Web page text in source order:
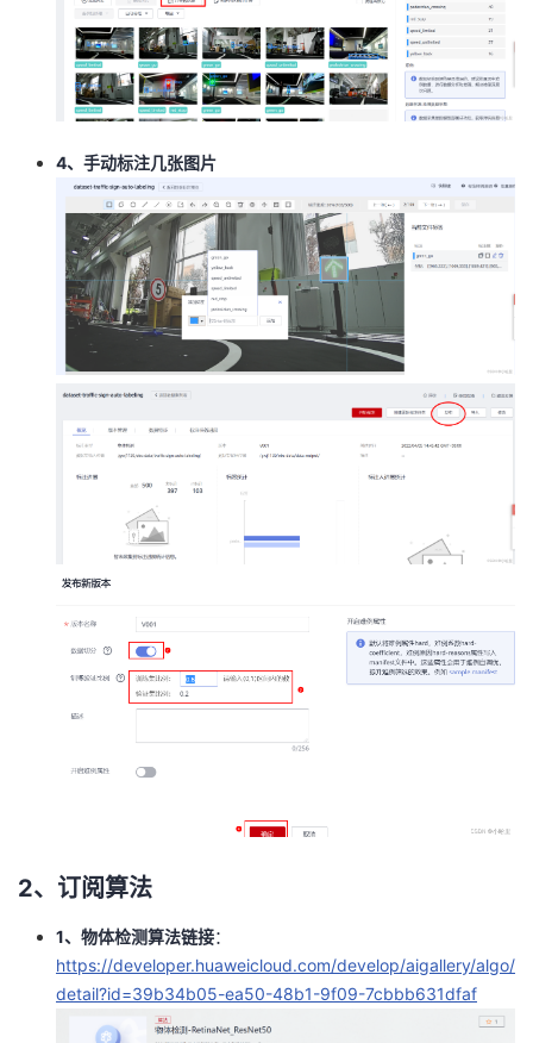
4、手动标注几张图片
2、订阅算法
1、物体检测算法链接：
https://developer.huaweicloud.com/develop/aigallery/algo/
detail?id=39b34b05-ea50-48b1-9f09-7cbbb631dfaf